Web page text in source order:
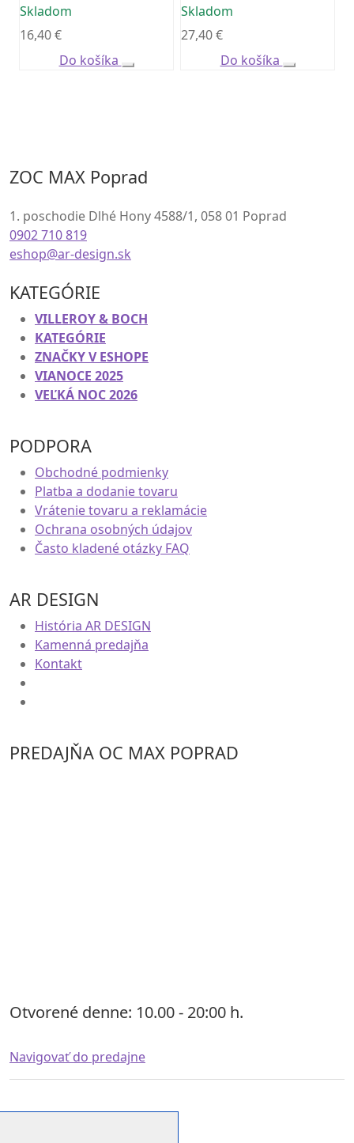
Skladom
16,40€
Do košíka
Skladom
27,40€
Do košíka
ZOC MAX Poprad
1. poschodie Dlhé Hony 4588/1, 058 01 Poprad
0902 710 819
eshop@ar-design.sk
KATEGÓRIE
VILLEROY & BOCH
KATEGÓRIE
ZNAČKY V ESHOPE
VIANOCE 2025
VEĽKÁ NOC 2026
PODPORA
Obchodné podmienky
Platba a dodanie tovaru
Vrátenie tovaru a reklamácie
Ochrana osobných údajov
Často kladené otázky FAQ
AR DESIGN
História AR DESIGN
Kamenná predajňa
Kontakt
PREDAJŇA OC MAX POPRAD
Otvorené denne: 10.00 - 20:00 h.
Navigovať do predajne